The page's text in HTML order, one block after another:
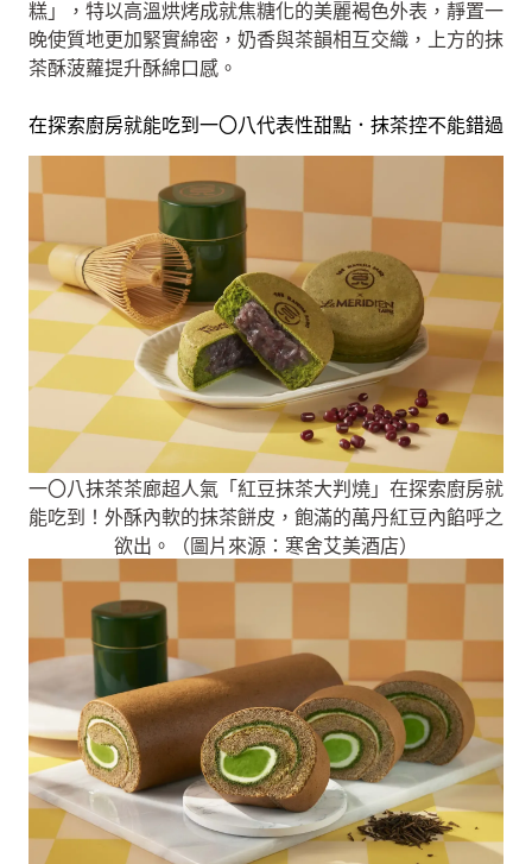
糕」，特以高溫烘烤成就焦糖化的美麗褐色外表，靜置一
晚使質地更加緊實綿密，奶香與茶韻相互交織，上方的抹
茶酥菠蘿提升酥綿口感。
在探索廚房就能吃到一〇八代表性甜點．抹茶控不能錯過
一〇八抹茶茶廊超人氣「紅豆抹茶大判燒」在探索廚房就
能吃到！外酥內軟的抹茶餅皮，飽滿的萬丹紅豆內餡呼之
欲出。（圖片來源：寒舍艾美酒店）